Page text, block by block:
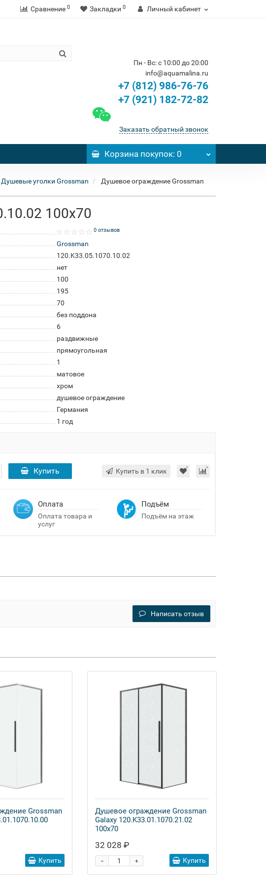
Сравнение 0 Закладки 0 Личный кабинет
Пн - Вс: с 10:00 до 20:00
info@aquamalina.ru
+7 (812) 986-76-76
+7 (921) 182-72-82
Заказать обратный звонок
Корзинапокупок: 0
Душевые уголки Grossman
Душевое ограждение Grossman
100x70
0 отзывов
Grossman
120.K33.05.1070.10.02
нет
100
195
70
без поддона
6
раздвижные
прямоугольная
1
матовое
хром
душевое ограждение
Германия
1 год
Купить Купить в 1 клик
Оплата
Оплата товара и
услуг
Подъём
Подъём на этаж
Написать отзыв
Grossman
Купить
Душевое ограждение Grossman
Galaxy 120.K33.01.1070.21.02
100x70
32 028 ₽
+
- Купить